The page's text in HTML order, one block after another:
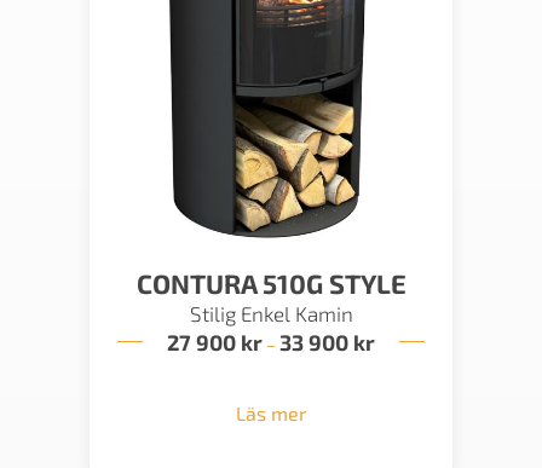
CONTURA 510G STYLE
Stilig Enkel Kamin
27 900 kr – 33 900 krPrisintervall:
Läs mer